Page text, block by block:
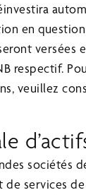
en
versées
respectif.
veuillez
sociétés
de services